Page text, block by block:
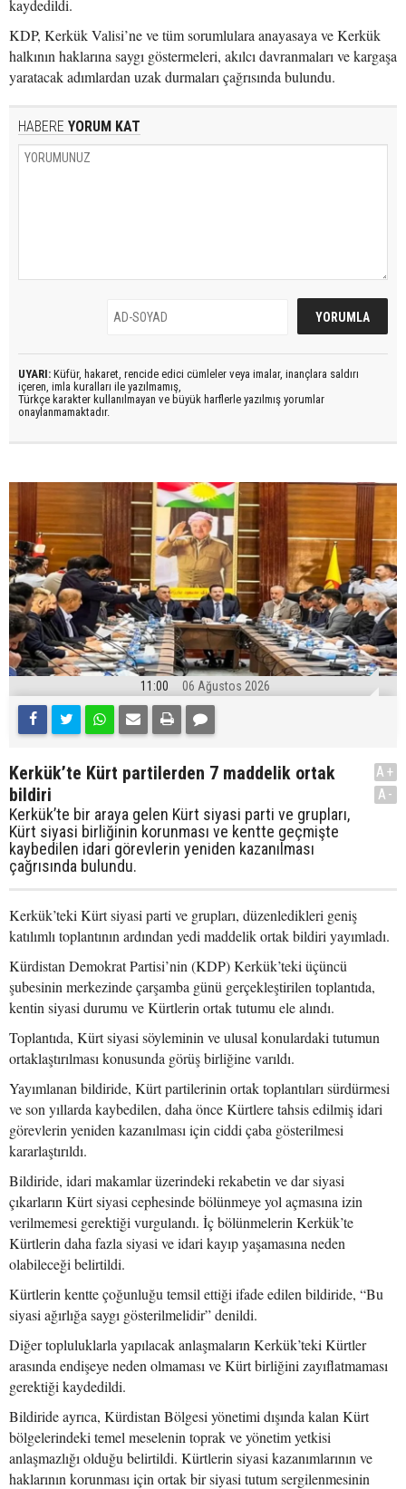
kaydedildi.
KDP, Kerkük Valisi’ne ve tüm sorumlulara anayasaya ve Kerkük
halkının haklarına saygı göstermeleri, akılcı davranmaları ve kargaşa
yaratacak adımlardan uzak durmaları çağrısında bulundu.
HABERE YORUM KAT
UYARI: Küfür, hakaret, rencide edici cümleler veya imalar, inançlara saldırı
içeren, imla kuralları ile yazılmamış,
Türkçe karakter kullanılmayan ve büyük harflerle yazılmış yorumlar
onaylanmamaktadır.
11:00 06 Ağustos 2026
Kerkük’te Kürt partilerden 7 maddelik ortak
bildiri
Kerkük’te bir araya gelen Kürt siyasi parti ve grupları,
Kürt siyasi birliğinin korunması ve kentte geçmişte
kaybedilen idari görevlerin yeniden kazanılması
çağrısında bulundu.
A+
A-
Kerkük’teki Kürt siyasi parti ve grupları, düzenledikleri geniş
katılımlı toplantının ardından yedi maddelik ortak bildiri yayımladı.
Kürdistan Demokrat Partisi’nin (KDP) Kerkük’teki üçüncü
şubesinin merkezinde çarşamba günü gerçekleştirilen toplantıda,
kentin siyasi durumu ve Kürtlerin ortak tutumu ele alındı.
Toplantıda, Kürt siyasi söyleminin ve ulusal konulardaki tutumun
ortaklaştırılması konusunda görüş birliğine varıldı.
Yayımlanan bildiride, Kürt partilerinin ortak toplantıları sürdürmesi
ve son yıllarda kaybedilen, daha önce Kürtlere tahsis edilmiş idari
görevlerin yeniden kazanılması için ciddi çaba gösterilmesi
kararlaştırıldı.
Bildiride, idari makamlar üzerindeki rekabetin ve dar siyasi
çıkarların Kürt siyasi cephesinde bölünmeye yol açmasına izin
verilmemesi gerektiği vurgulandı. İç bölünmelerin Kerkük’te
Kürtlerin daha fazla siyasi ve idari kayıp yaşamasına neden
olabileceği belirtildi.
Kürtlerin kentte çoğunluğu temsil ettiği ifade edilen bildiride, “Bu
siyasi ağırlığa saygı gösterilmelidir” denildi.
Diğer topluluklarla yapılacak anlaşmaların Kerkük’teki Kürtler
arasında endişeye neden olmaması ve Kürt birliğini zayıflatmaması
gerektiği kaydedildi.
Bildiride ayrıca, Kürdistan Bölgesi yönetimi dışında kalan Kürt
bölgelerindeki temel meselenin toprak ve yönetim yetkisi
anlaşmazlığı olduğu belirtildi. Kürtlerin siyasi kazanımlarının ve
haklarının korunması için ortak bir siyasi tutum sergilenmesinin